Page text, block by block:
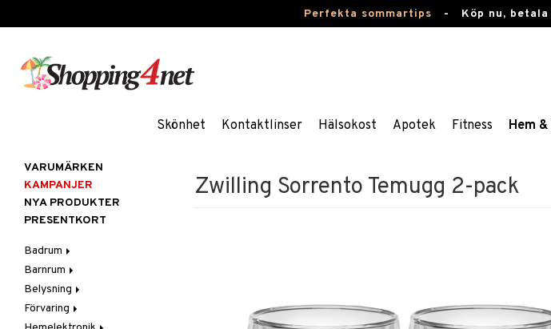
Perfekta sommartips - Köp nu,
Skönhet Kontaktlinser Hälsokost Apotek Fitness Hem
Zwilling Sorrento Temugg 2-pack
VARUMÄRKEN
KAMPANJER
NYA PRODUKTER
PRESENTKORT
Badrum
Badrumsinredning
Badrumstextilier
Badrumstillbehör
Barnrum
Barnlampor
Barnmöbler
Belysning
Belysningstillbehör
Förvaring